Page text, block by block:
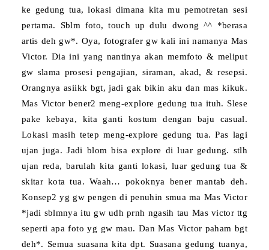
ke gedung tua, lokasi dimana kita mu pemotretan sesi
pertama. Sblm foto, touch up dulu dwong ^^ *berasa
artis deh gw*. Oya, fotografer gw kali ini namanya Mas
Victor. Dia ini yang nantinya akan memfoto & meliput
gw slama prosesi pengajian, siraman, akad, & resepsi.
Orangnya asiikk bgt, jadi gak bikin aku dan mas kikuk.
Mas Victor bener2 meng-explore gedung tua ituh. Slese
pake kebaya, kita ganti kostum dengan baju casual.
Lokasi masih tetep meng-explore gedung tua. Pas lagi
ujan juga. Jadi blom bisa explore di luar gedung. stlh
ujan reda, barulah kita ganti lokasi, luar gedung tua &
skitar kota tua. Waah… pokoknya bener mantab deh.
Konsep2 yg gw pengen di penuhin smua ma Mas Victor
*jadi sblmnya itu gw udh prnh ngasih tau Mas victor ttg
seperti apa foto yg gw mau. Dan Mas Victor paham bgt
deh*. Semua suasana kita dpt. Suasana gedung tuanya,